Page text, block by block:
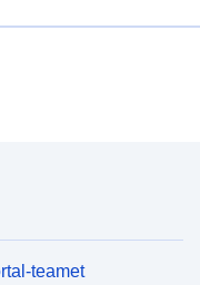
teamet